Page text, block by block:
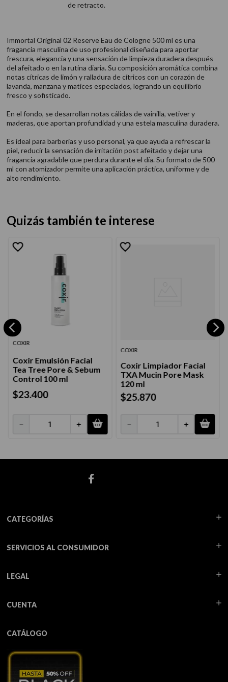
de retracto.
Immortal Original 02 Reserve Eau de Cologne 500 ml es una
fragancia masculina de uso profesional diseñada para aportar
frescura, elegancia y una sensación de limpieza duradera después
del afeitado o en la rutina diaria. Su composición aromática combina
notas cítricas de limón y ralladura de cítricos con un corazón de
lavanda, manzana y matices especiados, logrando un equilibrio
fresco y sofisticado.
En el fondo, se desarrollan notas cálidas de vainilla, vetiver y
maderas, que aportan profundidad y una estela masculina duradera.
Es ideal para barberías y uso personal, ya que ayuda a refrescar la
piel, reducir la sensación de irritación post afeitado y dejar una
fragancia agradable que perdura durante el día. Su formato de 500
ml con atomizador permite una aplicación práctica, uniforme y de
alto rendimiento.
Quizás también te interese
COXIR
Coxir Emulsión Facial
Tea Tree Pore & Sebum
Control 100 ml
$23.400
＋
－
COXIR
Coxir Limpiador Facial
TXA Mucin Pore Mask
120 ml
$25.870
＋
－
CATEGORÍAS
SERVICIOS AL CONSUMIDOR
LEGAL
CUENTA
CATÁLOGO